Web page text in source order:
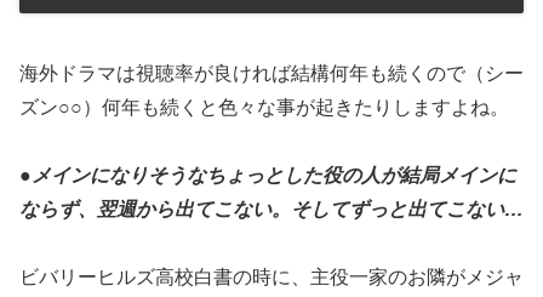
海外ドラマは視聴率が良ければ結構何年も続くので（シー
ズン○○）何年も続くと色々な事が起きたりしますよね。
● メインになりそうなちょっとした役の人が結局メインに
ならず、翌週から出てこない。そしてずっと出てこない…
ビバリーヒルズ高校白書の時に、主役一家のお隣がメジャ